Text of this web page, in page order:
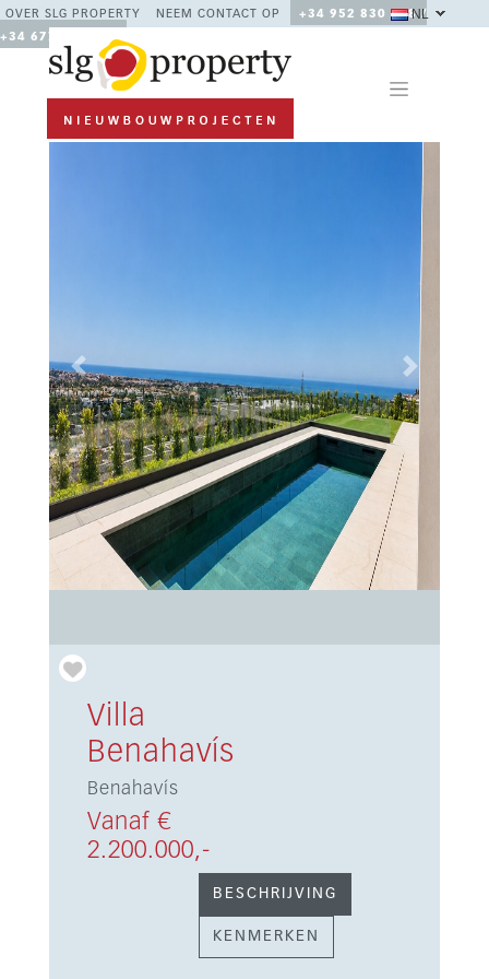
OVER SLG PROPERTY NEEM CONTACT OP
+34 952 830 378 /
+34 677 670 480
NL
Previous Next
Villa
Benahavís
Benahavís
Vanaf €
2.200.000,-
BESCHRIJVING
KENMERKEN